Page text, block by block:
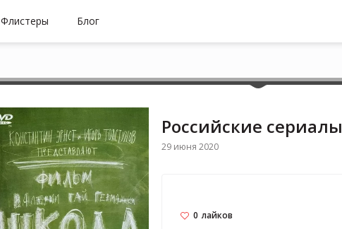
Флистеры Блог
Российские сериалы
29 июня 2020
0 лайков